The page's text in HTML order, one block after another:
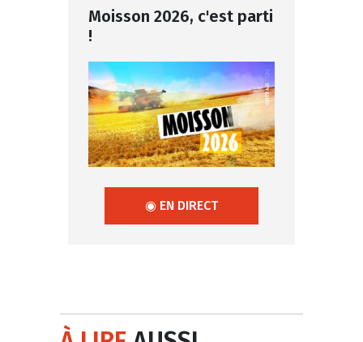
Moisson 2026, c'est parti
!
◉ EN DIRECT